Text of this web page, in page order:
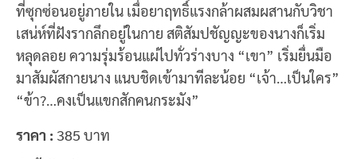
ที่ซุกซ่อนอยู่ภายใน เมื่อยาฤทธิ์แรงกล้าผสมผสานกับวิชา
เสน่ห์ที่ฝังรากลึกอยู่ในกาย สติสัมปชัญญะของนางก็เริ่ม
หลุดลอย ความรุ่มร้อนแผ่ไปทั่วร่างบาง “เขา” เริ่มยื่นมือ
มาสัมผัสกายนาง แนบชิดเข้ามาทีละน้อย “เจ้า…เป็นใคร”
“ข้า?…คงเป็นแขกสักคนกระมัง”
ราคา : 385 บาท